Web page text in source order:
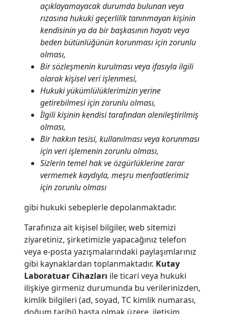
açıklayamayacak durumda bulunan veya
rızasına hukuki geçerlilik tanınmayan kişinin
kendisinin ya da bir başkasının hayatı veya
beden bütünlüğünün korunması için zorunlu
olması,
Bir sözleşmenin kurulması veya ifasıyla ilgili
olarak kişisel veri işlenmesi,
Hukuki yükümlülüklerimizin yerine
getirebilmesi için zorunlu olması,
İlgili kişinin kendisi tarafından alenileştirilmiş
olması,
Bir hakkın tesisi, kullanılması veya korunması
için veri işlemenin zorunlu olması,
Sizlerin temel hak ve özgürlüklerine zarar
vermemek kaydıyla, meşru menfaatlerimiz
için zorunlu olması
gibi hukuki sebeplerle depolanmaktadır.
Tarafınıza ait kişisel bilgiler, web sitemizi
ziyaretiniz, şirketimizle yapacağınız telefon
veya e-posta yazışmalarındaki paylaşımlarınız
gibi kaynaklardan toplanmaktadır. Kutay
Laboratuar Cihazları ile ticari veya hukuki
ilişkiye girmeniz durumunda bu verilerinizden,
kimlik bilgileri (ad, soyad, TC kimlik numarası,